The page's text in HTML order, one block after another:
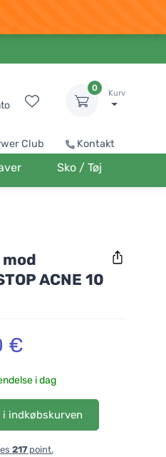
0
Kurv
Club Kontakt
Sko / Tøj
ACNE 10
€
i dag
indkøbskurven
217point.